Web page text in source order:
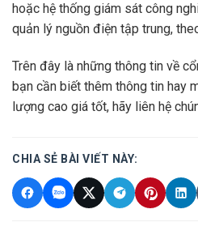
hoặc hệ thống giám sát công
quản lý nguồn điện tập trung,
Trên đây là những thông tin về
bạn cần biết thêm thông tin hay
lượng cao giá tốt, hãy liên hệ
CHIA SẺ BÀI VIẾT NÀY: